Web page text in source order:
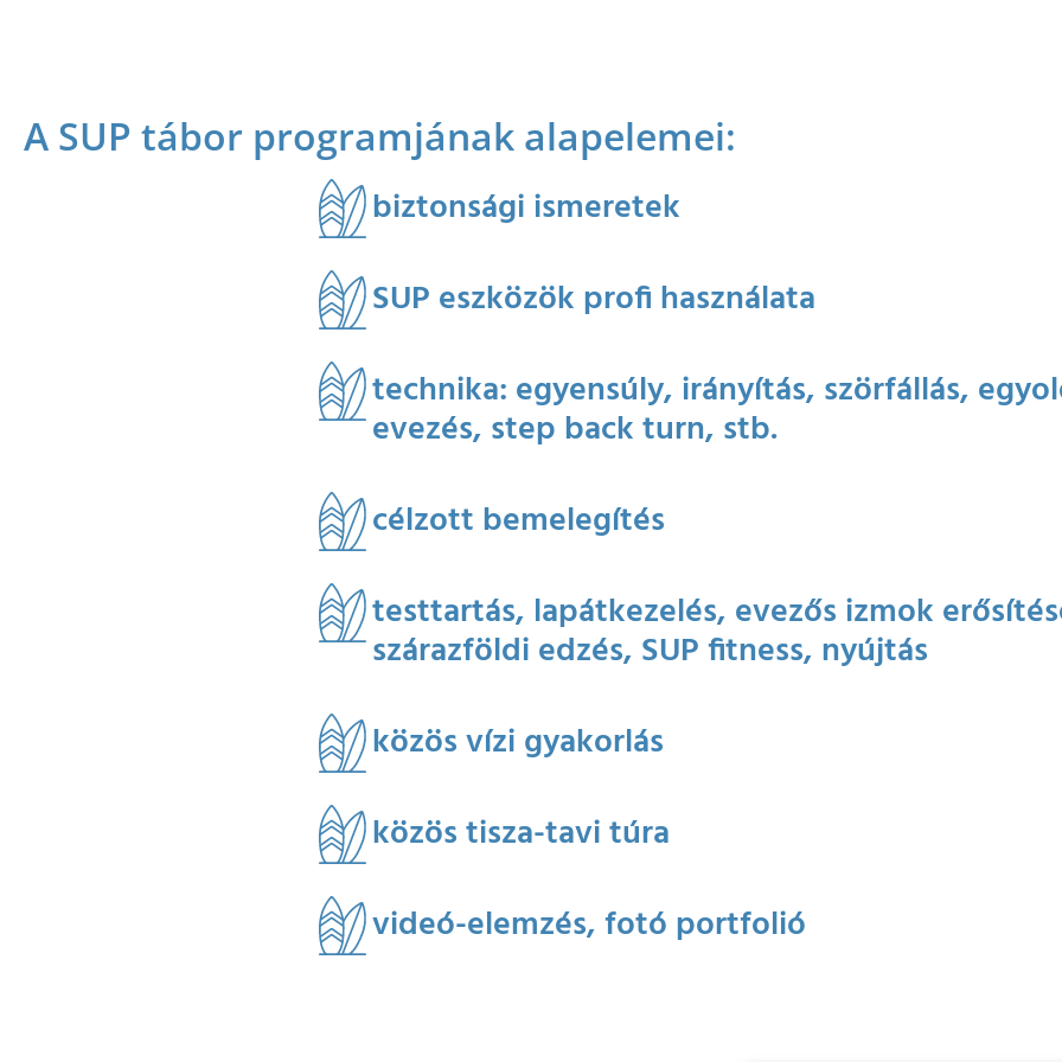
A SUP tábor programjának alapelemei:
biztonsági ismeretek
SUP eszközök profi használata
technika: egyensúly, irányítás, szörfállás,
evezés, step back turn, stb.
célzott bemelegítés
testtartás, lapátkezelés, evezős izmok
szárazföldi edzés, SUP fitness, nyújtás
közös vízi gyakorlás
közös tisza-tavi túra
videó-elemzés, fotó portfolió